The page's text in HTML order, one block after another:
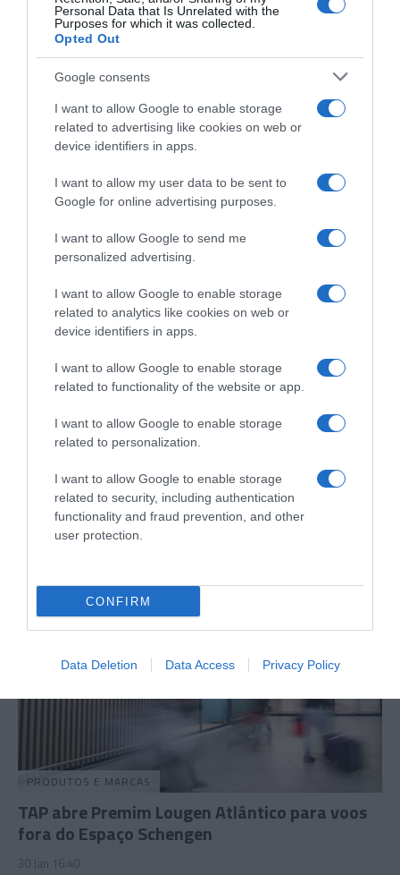
Personal Data that Is Unrelated with the
Purposes for which it was collected.
Opted Out
Google consents
I want to allow Google to enable storage
related to advertising like cookies on web or
device identifiers in apps.
I want to allow my user data to be sent to
Google for online advertising purposes.
I want to allow Google to send me
personalized advertising.
I want to allow Google to enable storage
related to analytics like cookies on web or
device identifiers in apps.
I want to allow Google to enable storage
related to functionality of the website or app.
I want to allow Google to enable storage
related to personalization.
I want to allow Google to enable storage
related to security, including authentication
functionality and fraud prevention, and other
user protection.
CONFIRM
Data Deletion Data Access Privacy Policy
PESSOAS
Ouça aqui a nova música de 'Jesus Or A Gun'
2 Fev 09:20
PRODUTOS E MARCAS
Já pode encomendar o novo Citroën ë-C3 em
Portugal
1 Fev 12:10
PRODUTOS E MARCAS
TAP abre Premim Lougen Atlântico para voos
fora do Espaço Schengen
30 Jan 16:40